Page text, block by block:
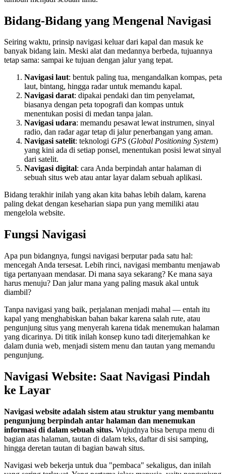
Bidang-Bidang yang Mengenal Navigasi
Seiring waktu, prinsip navigasi keluar dari kapal dan masuk ke
banyak bidang lain. Meski alat dan medannya berbeda, tujuannya
tetap sama: sampai ke tujuan dengan jalur yang tepat.
Navigasi laut: bentuk paling tua, mengandalkan kompas, peta
laut, bintang, hingga radar untuk memandu kapal.
Navigasi darat: dipakai pendaki dan tim penyelamat,
biasanya dengan peta topografi dan kompas untuk
menentukan posisi di medan tanpa jalan.
Navigasi udara: memandu pesawat lewat instrumen, sinyal
radio, dan radar agar tetap di jalur penerbangan yang aman.
Navigasi satelit: teknologi GPS (Global Positioning System)
yang kini ada di setiap ponsel, menentukan posisi lewat sinyal
dari satelit.
Navigasi digital: cara Anda berpindah antar halaman di
sebuah situs web atau antar layar dalam sebuah aplikasi.
Bidang terakhir inilah yang akan kita bahas lebih dalam, karena
paling dekat dengan keseharian siapa pun yang memiliki atau
mengelola website.
Fungsi Navigasi
Apa pun bidangnya, fungsi navigasi berputar pada satu hal:
mencegah Anda tersesat. Lebih rinci, navigasi membantu menjawab
tiga pertanyaan mendasar. Di mana saya sekarang? Ke mana saya
harus menuju? Dan jalur mana yang paling masuk akal untuk
diambil?
Tanpa navigasi yang baik, perjalanan menjadi mahal — entah itu
kapal yang menghabiskan bahan bakar karena salah rute, atau
pengunjung situs yang menyerah karena tidak menemukan halaman
yang dicarinya. Di titik inilah konsep kuno tadi diterjemahkan ke
dalam dunia web, menjadi sistem menu dan tautan yang memandu
pengunjung.
Navigasi Website: Saat Navigasi Pindah
ke Layar
Navigasi website adalah sistem atau struktur yang membantu
pengunjung berpindah antar halaman dan menemukan
informasi di dalam sebuah situs. Wujudnya bisa berupa menu di
bagian atas halaman, tautan di dalam teks, daftar di sisi samping,
hingga deretan tautan di bagian bawah situs.
Navigasi web bekerja untuk dua "pembaca" sekaligus, dan inilah